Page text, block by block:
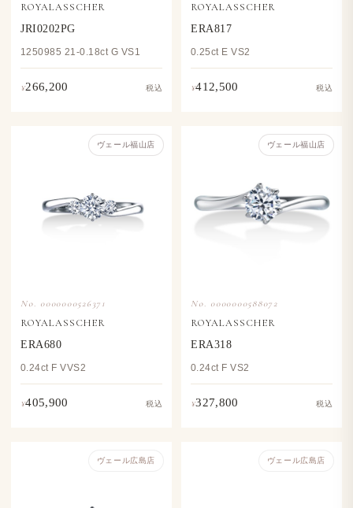
ROYALASSCHER
JRI0202PG
1250985 21-0.18ct G VS1
¥266,200 税込
ROYALASSCHER
ERA817
0.25ct E VS2
¥412,500 税込
ヴェール福山店
No. 0000000526371
ROYALASSCHER
ERA680
0.24ct F VVS2
¥405,900 税込
ヴェール福山店
No. 0000000588072
ROYALASSCHER
ERA318
0.24ct F VS2
¥327,800 税込
ヴェール​広島店 ヴェール​広島店